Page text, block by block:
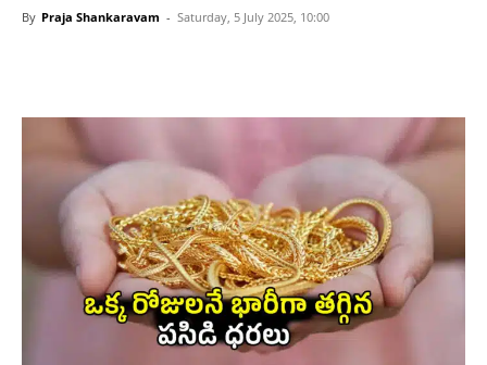
By Praja Shankaravam - Saturday, 5 July 2025, 10:00